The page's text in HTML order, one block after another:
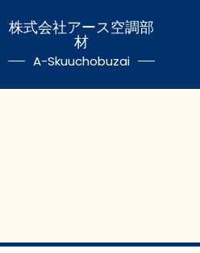
株式会社アース空調部
材
A-Skuuchobuzai